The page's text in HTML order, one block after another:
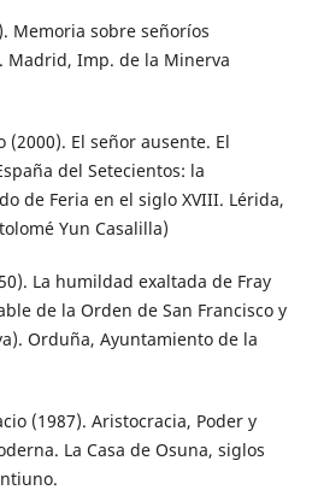
Memoria sobre señoríos
Madrid, Imp. de la Minerva
El señor ausente. El
del Setecientos: la
de Feria en el siglo XVIII. Lérida,
Yun Casalilla)
La humildad exaltada de Fray
de la Orden de San Francisco y
Orduña, Ayuntamiento de la
(1987). Aristocracia, Poder y
La Casa de Osuna, siglos